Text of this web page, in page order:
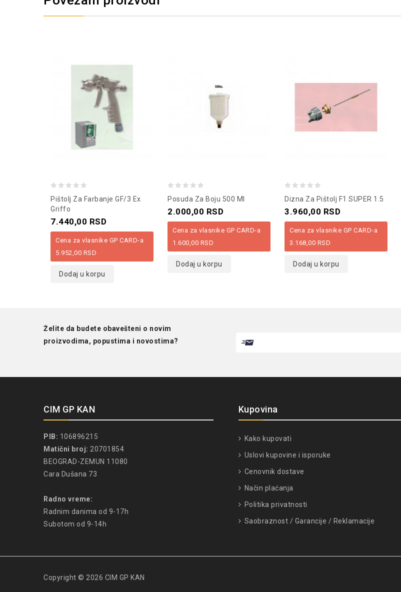
out
of
5
Pištolj Za Farbanje GF/3 Ex
Griffo
7.440,00 RSD
Cena za vlasnike GP CARD-a
5.952,00 RSD
Dodaj u korpu
Posuda Za Boju 500 Ml
2.000,00 RSD
Cena za vlasnike GP CARD-a
1.600,00 RSD
Dodaj u korpu
Dizna Za Pištolj F1 SUPER 1.5
3.960,00 RSD
Cena za vlasnike GP CARD-a
3.168,00 RSD
Dodaj u korpu
Želite da budete obavešteni o novim
proizvodima, popustima i novostima?
CIM GP KAN
PIB: 106896215
Matični broj: 20701854
BEOGRAD-ZEMUN 11080
Cara Dušana 73
Radno vreme:
Radnim danima od 9-17h
Subotom od 9-14h
Kupovina
Kako kupovati
Uslovi kupovine i isporuke
Cenovnik dostave
Način plaćanja
Politika privatnosti
Saobraznost / Garancije / Reklamacije
Copyright © 2026 CIM GP KAN